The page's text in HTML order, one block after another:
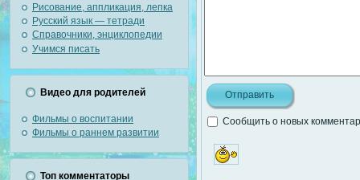
Рисование, аппликация, лепка
Русский язык — тетради
Справочники, энциклопедии
Учимся писать
Видео для родителей
Фильмы о воспитании
Фильмы о раннем развитии
Топ комментаторы
Сообщить о новых